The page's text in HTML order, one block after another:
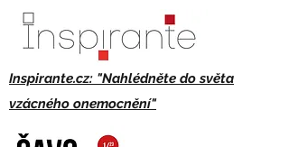
Inspirante.cz: "Nahlédněte do světa
vzácného onemocnění"